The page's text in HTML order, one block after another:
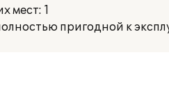
мест: 1
пригодной к